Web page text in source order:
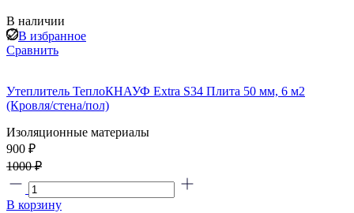
В наличии
В избранное
Сравнить
Утеплитель ТеплоКНАУФ Extra S34 Плита 50 мм, 6 м2
(Кровля/стена/пол)
Изоляционные материалы
900 ₽
1000 ₽
В корзину